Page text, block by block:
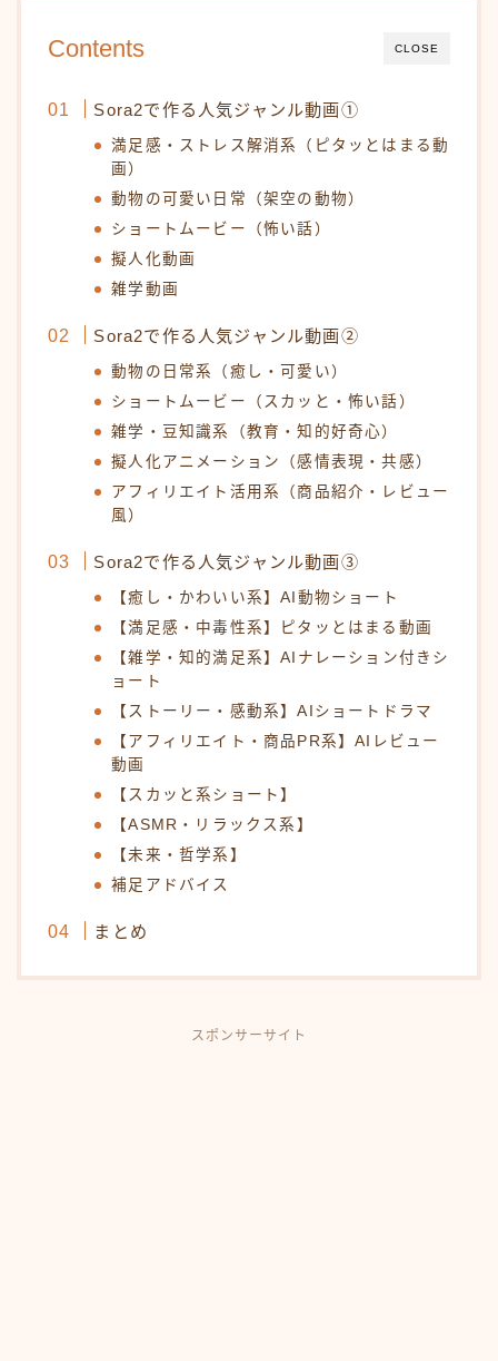
CLOSE
Contents
Sora2で作る人気ジャンル動画①
満足感・ストレス解消系（ピタッとはまる動
画）
動物の可愛い日常（架空の動物）
ショートムービー（怖い話）
擬人化動画
雑学動画
Sora2で作る人気ジャンル動画②
動物の日常系（癒し・可愛い）
ショートムービー（スカッと・怖い話）
雑学・豆知識系（教育・知的好奇心）
擬人化アニメーション（感情表現・共感）
アフィリエイト活用系（商品紹介・レビュー
風）
Sora2で作る人気ジャンル動画③
【癒し・かわいい系】AI動物ショート
【満足感・中毒性系】ピタッとはまる動画
【雑学・知的満足系】AIナレーション付きシ
ョート
【ストーリー・感動系】AIショートドラマ
【アフィリエイト・商品PR系】AIレビュー
動画
【スカッと系ショート】
【ASMR・リラックス系】
【未来・哲学系】
補足アドバイス
まとめ
スポンサーサイト